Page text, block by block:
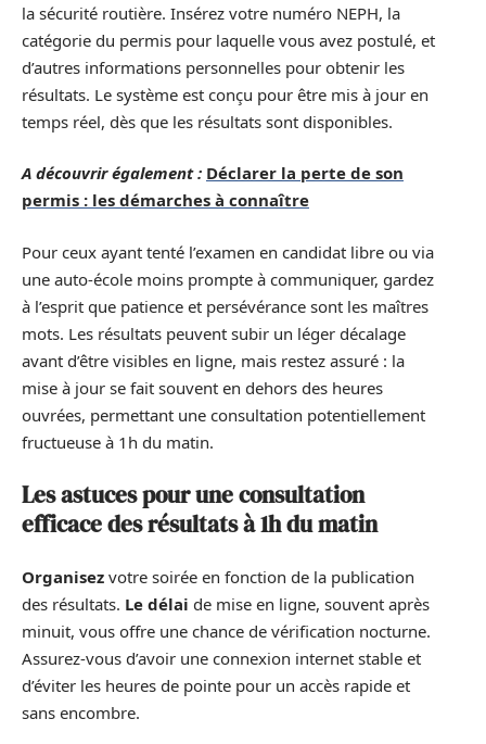
la sécurité routière. Insérez votre numéro NEPH, la
catégorie du permis pour laquelle vous avez postulé, et
d’autres informations personnelles pour obtenir les
résultats. Le système est conçu pour être mis à jour en
temps réel, dès que les résultats sont disponibles.
A découvrir également : Déclarer la perte de son
permis : les démarches à connaître
Pour ceux ayant tenté l’examen en candidat libre ou via
une auto-école moins prompte à communiquer, gardez
à l’esprit que patience et persévérance sont les maîtres
mots. Les résultats peuvent subir un léger décalage
avant d’être visibles en ligne, mais restez assuré : la
mise à jour se fait souvent en dehors des heures
ouvrées, permettant une consultation potentiellement
fructueuse à 1h du matin.
Les astuces pour une consultation
efficace des résultats à 1h du matin
Organisez votre soirée en fonction de la publication
des résultats. Le délai de mise en ligne, souvent après
minuit, vous offre une chance de vérification nocturne.
Assurez-vous d’avoir une connexion internet stable et
d’éviter les heures de pointe pour un accès rapide et
sans encombre.